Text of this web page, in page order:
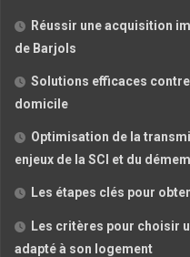
Réussir une acquisition
de Barjols
Solutions efficaces
domicile
Optimisation de la
enjeux de la SCI et du
Les étapes clés pour
Les critères pour choisir
adapté à son logement